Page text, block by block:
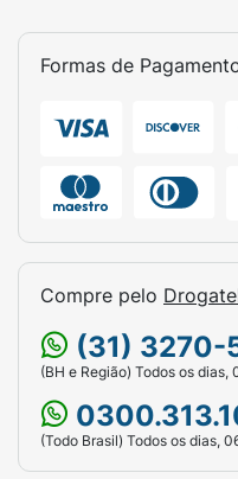
Formas de
Compre pelo
(31) 3270-
(BH e Região) Todos os dias,
(Todo Brasil) Todos os dias,